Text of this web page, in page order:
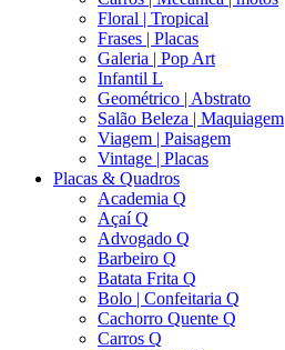
Floral | Tropical
Frases | Placas
Galeria | Pop Art
Infantil L
Geométrico | Abstrato
Salão Beleza | Maquiagem
Viagem | Paisagem
Vintage | Placas
Placas & Quadros
Academia Q
Açaí Q
Advogado Q
Barbeiro Q
Batata Frita Q
Bolo | Confeitaria Q
Cachorro Quente Q
Carros Q